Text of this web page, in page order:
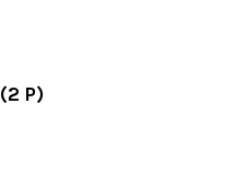
(2 P)